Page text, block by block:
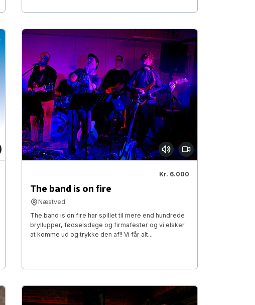
Kr. 6.000
The band is on fire
Næstved
The band is on fire har spillet til mere end hundrede
bryllupper, fødselsdage og firmafester og vi elsker
at komme ud og trykke den af!! Vi får alt...